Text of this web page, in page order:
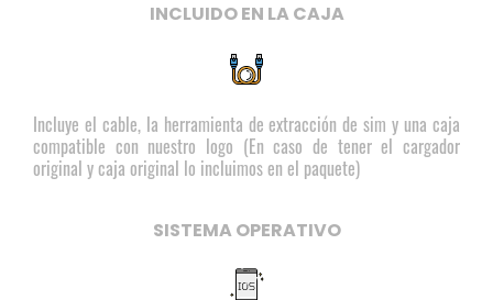
INCLUIDO EN LA CAJA
Incluye el cable, la herramienta de extracción de sim y una caja
compatible con nuestro logo (En caso de tener el cargador
original y caja original lo incluimos en el paquete)
SISTEMA OPERATIVO